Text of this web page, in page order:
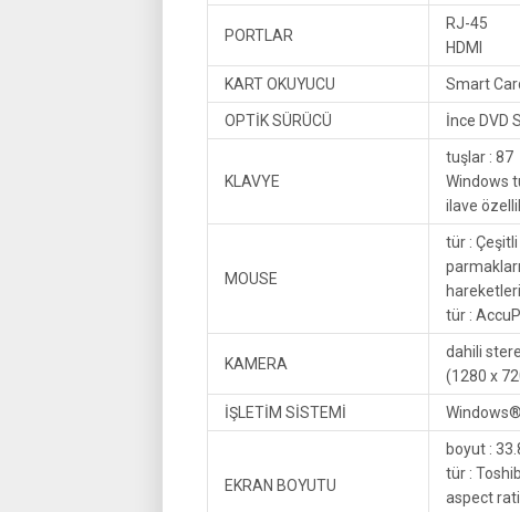
PORTLAR
RJ-45
HDMI
KART OKUYUCU Smart
OPTİK SÜRÜCÜ İnce DVD
KLAVYE
tuşlar : 87
Windows
ilave
MOUSE
tür :
tür :
KAMERA
dahili
(1280 x
İŞLETİM SİSTEMİ
EKRAN BOYUTU
boyut :
tür :
aspect